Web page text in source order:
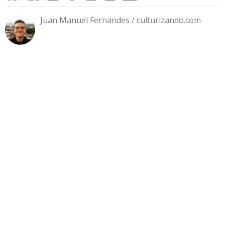
Juan Manuel Fernandes / culturizando.com